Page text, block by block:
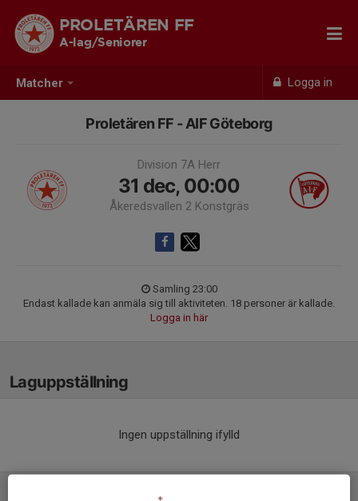
Matcher Logga in
PROLETÄREN FF
A-lag/Seniorer
Proletären FF - AIF Göteborg
Division 7A Herr
31 dec, 00:00
Åkeredsvallen 2 Konstgräs
Samling 23:00
Endast kallade kan anmäla sig till aktiviteten. 18 personer är kallade.
Logga in här
Laguppställning
Ingen uppställning ifylld